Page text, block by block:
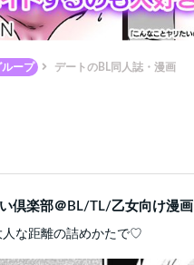
ループ デートのBL同人誌・漫画
倶楽部＠BL/TL/乙女向け漫画
人な距離の詰めかたで♡